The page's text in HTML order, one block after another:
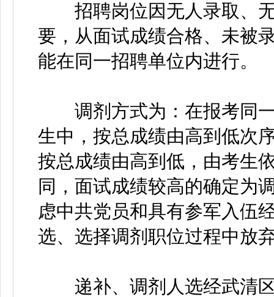
招聘岗位因无人录取、无
要，从面试成绩合格、未被
能在同一招聘单位内进行。
调剂方式为：在报考同一
生中，按总成绩由高到低次
按总成绩由高到低，由考生
同，面试成绩较高的确定为
虑中共党员和具有参军入伍
选、选择调剂职位过程中放
递补、调剂人选经武清区